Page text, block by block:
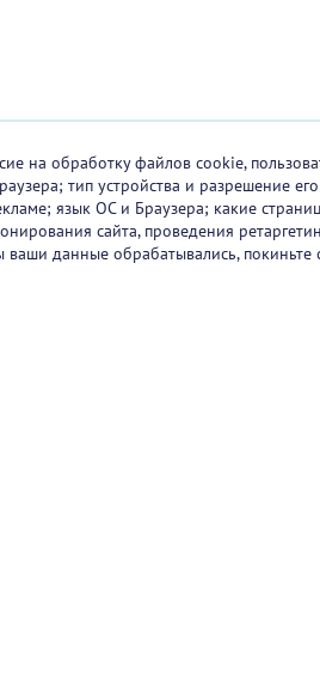
на обработку файлов cookie,
тип устройства и разрешение
язык ОС и Браузера; какие
сайта, проведения
данные обрабатывались, покиньте